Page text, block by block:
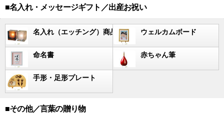
■名入れ・メッセージギフト／出産お祝い
名入れ（エッチング）商品 ウェルカムボード
命名書 赤ちゃん筆
手形・足形プレート
■その他／言葉の贈り物